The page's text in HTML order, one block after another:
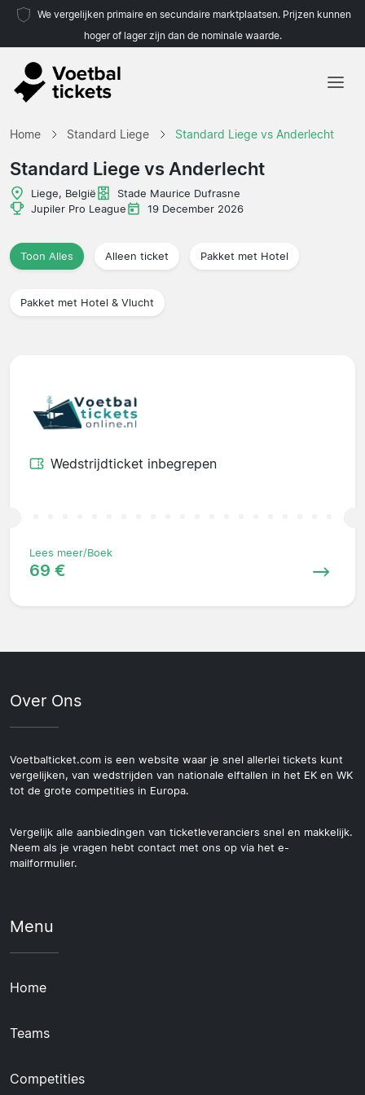
We vergelijken primaire en secundaire marktplaatsen. Prijzen kunnen
hoger of lager zijn dan de nominale waarde.
Reisorganisaties
Home Standard Liege Standard Liege vs Anderlecht
Standard Liege vs Anderlecht
Liege, België
Stade Maurice Dufrasne
Jupiler Pro League
19 December 2026
Toon Alles Alleen ticket Pakket met Hotel
Pakket met Hotel & Vlucht
Wedstrijdticket inbegrepen
Lees meer/Boek
69 €
Over Ons
Voetbalticket.com is een website waar je snel allerlei tickets kunt
vergelijken, van wedstrijden van nationale elftallen in het EK en WK
tot de grote competities in Europa.
Vergelijk alle aanbiedingen van ticketleveranciers snel en makkelijk.
Neem als je vragen hebt contact met ons op via het e-
mailformulier.
Menu
Home
Teams
Competities